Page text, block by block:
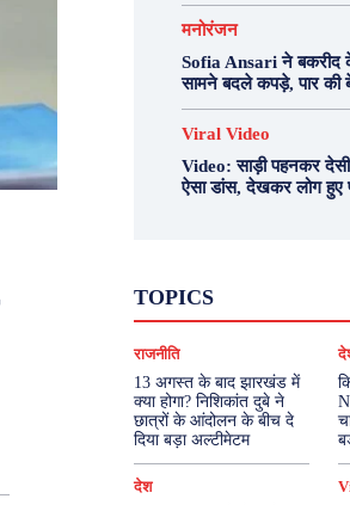
मनोरंजन
Sofia Ansari ने बकरीद
सामने बदले कपड़े, पार की
Viral Video
Video: साड़ी पहनकर
ऐसा डांस, देखकर लोग हुए
TOPICS
मनोरंजन
राजनीति
13 अगस्त के बाद झारखंड में
क्या होगा? निशिकांत दुबे ने
छात्रों के आंदोलन के बीच दे
दिया बड़ा अल्टीमेटम
देश